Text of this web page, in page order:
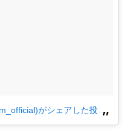
ティアムティアムさん(@tiamtiam_official)がシェアした投稿–